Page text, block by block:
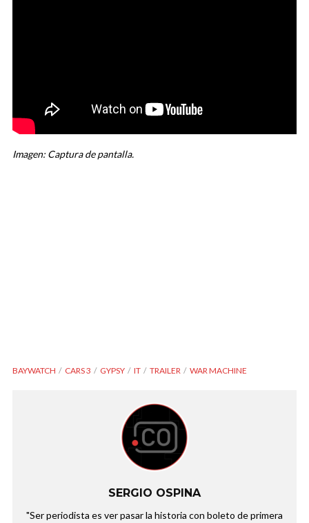
Imagen: Captura de pantalla.
BAYWATCH CARS 3 GYPSY IT TRAILER WAR MACHINE
SERGIO OSPINA
"Ser periodista es ver pasar la historia con boleto de primera